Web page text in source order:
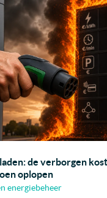
de verborgen
oplopen
energiebeheer